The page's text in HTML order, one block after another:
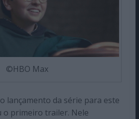
©HBO Max
lançamento da série para este
o primeiro trailer. Nele